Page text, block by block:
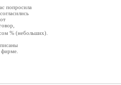
попросила
% (небольших).